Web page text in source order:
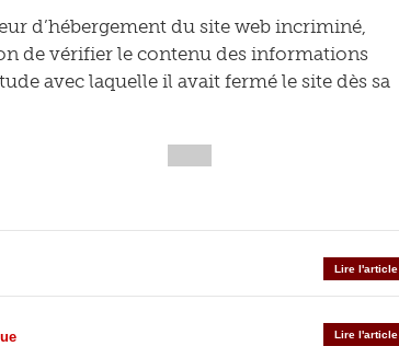
d’hébergement du site web incriminé,
de vérifier le contenu des informations
avec laquelle il avait fermé le site dès sa
Lire l'article
Lire l'article